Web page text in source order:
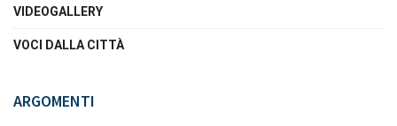
VIDEOGALLERY
VOCI DALLA CITTÀ
ARGOMENTI